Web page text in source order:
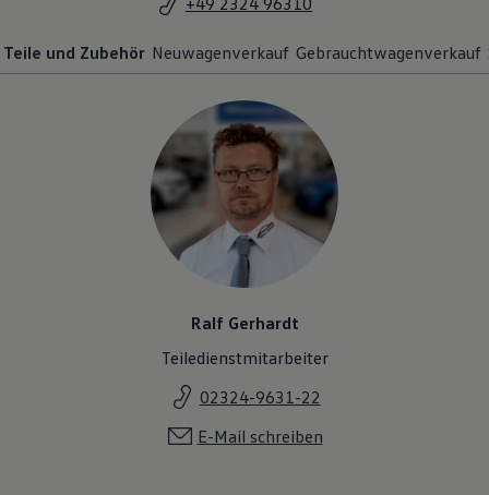
Teile und Zubehör Neuwagenverkauf Gebrauchtwagenverkauf
Ralf Gerhardt
Teiledienstmitarbeiter
02324-9631-22
E-Mail schreiben